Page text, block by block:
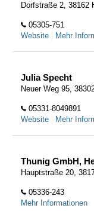
Dorfstraße 2, 38162
05305-751
Website
Mehr
Julia Specht
Neuer Weg 95,
05331-8049891
Website
Mehr
Thunig GmbH,
Hauptstraße 20,
05336-243
Mehr Informationen